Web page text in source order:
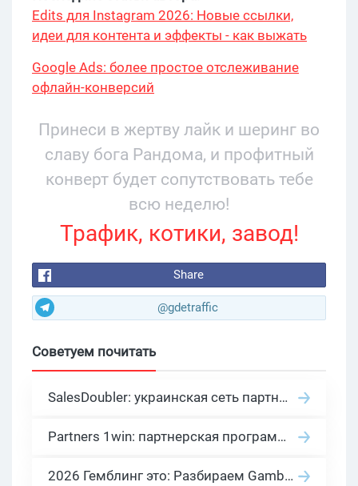
Edits для Instagram 2026: Новые ссылки,
идеи для контента и эффекты - как выжать
Google Ads: более простое отслеживание
офлайн-конверсий
Принеси в жертву лайк и шеринг во
славу бога Рандома, и профитный
конверт будет сопутствовать тебе
всю неделю!
Трафик, котики, завод!
Share
@gdetraffic
Советуем почитать
SalesDoubler: украинская сеть партнерских программ с оплатой за действие
Partners 1win: партнерская программа казино в нише гемблинг арбитраж
2026 Гемблинг это: Разбираем Gambling вертикаль, и все что связано с гемблинг и беттинг офферами